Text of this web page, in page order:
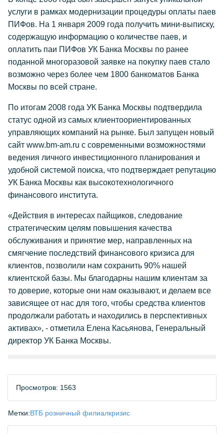
услуги в рамках модернизации процедуры оплаты паев
ПИФов. На 1 января 2009 года получить мини-выписку,
содержащую информацию о количестве паев, и
оплатить паи ПИФов УК Банка Москвы по ранее
поданной многоразовой заявке на покупку паев стало
возможно через более чем 1800 банкоматов Банка
Москвы по всей стране.
По итогам 2008 года УК Банка Москвы подтвердила
статус одной из самых клиентоориентированных
управляющих компаний на рынке. Был запущен новый
сайт www.bm-am.ru с современными возможностями
ведения личного инвестиционного планирования и
удобной системой поиска, что подтверждает репутацию
УК Банка Москвы как высокотехнологичного
финансового института.
«Действия в интересах пайщиков, следование
стратегическим целям повышения качества
обслуживания и принятие мер, направленных на
смягчение последствий финансового кризиса для
клиентов, позволили нам сохранить 90% нашей
клиентской базы. Мы благодарны нашим клиентам за
то доверие, которые они нам оказывают, и делаем все
зависящее от нас для того, чтобы средства клиентов
продолжали работать и находились в перспективных
активах», - отметила Елена Касьянова, Генеральный
директор УК Банка Москвы.
Просмотров: 1563
Метки:ВТБ розничный филиалкризис